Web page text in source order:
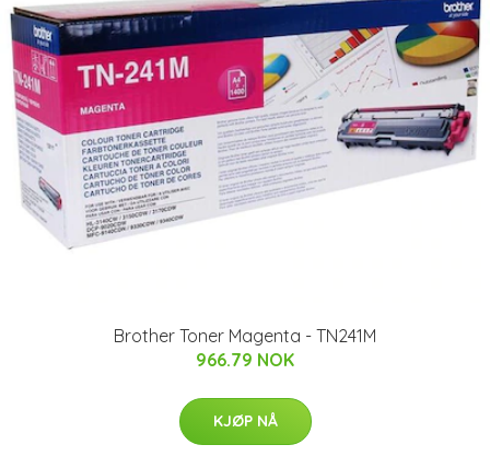
Brother Toner Magenta - TN241M
966.79 NOK
KJØP NÅ